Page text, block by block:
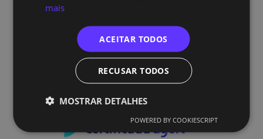
Follow Us
mais
ACEITAR TODOS
RECUSAR TODOS
MOSTRAR DETALHES
POWERED BY COOKIESCRIPT